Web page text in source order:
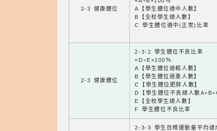
2-3 健康體位
A【學生體位適中人數】
B【全校學生總人數】
C 學生體位適中(正常)比率
2-3 健康體位
2-3-2 學生體位不良比率
=D÷E×100％
A【學生體位過輕人數】
B【學生體位過重人數】
C【學生體位肥胖人數】
D【學生體位不良總人數
E【全校學生總人數】
F 學生體位不良比率
2-3-3 學生目標運動量平均達